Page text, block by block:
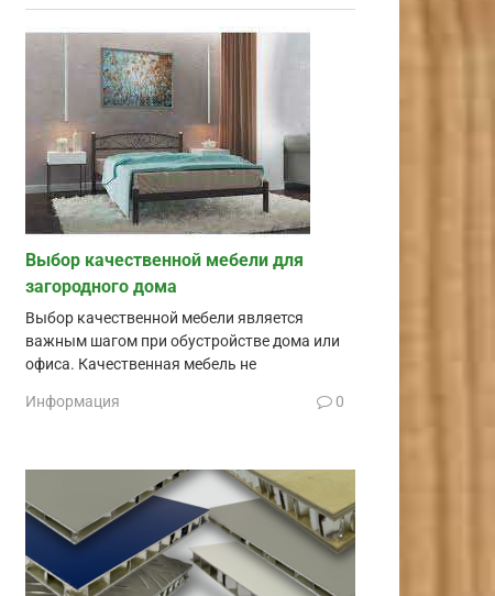
Выбор качественной мебели для
загородного дома
Выбор качественной мебели является
важным шагом при обустройстве дома или
офиса. Качественная мебель не
Информация 0